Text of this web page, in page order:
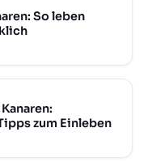
So leben
zum Einleben